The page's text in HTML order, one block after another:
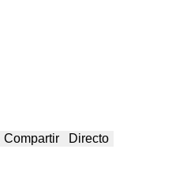
Compartir Directo